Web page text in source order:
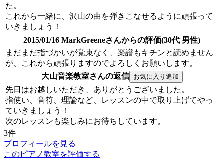
た。
これから一緒に、沢山の曲を弾きこなせるように頑張って
いきましょう！
2015/01/16 MarkGreeneさんからの評価(30代 男性)
まだまだ指づかいが覚束なく、楽譜もキチンと読めません
が、これから頑張りますのでよろしくお願いします。
大山音楽教室さんの返信
先日はお越しいただき、ありがとうございました。
指使い、音符、理論など、レッスンの中で取り上げてやっ
ていきましょう！
次のレッスンも楽しみにお待ちしています。
3件
プロフィールを見る
このピアノ教室を評価する